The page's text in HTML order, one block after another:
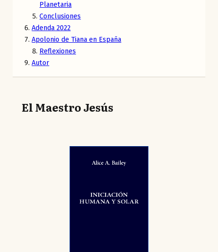
Planetaria
Conclusiones
Adenda 2022
Apolonio de Tiana en España
Reflexiones
Autor
El Maestro Jesús